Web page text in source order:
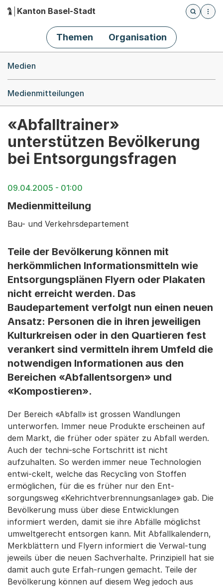
Hauptnavigation
Kanton Basel-Stadt
Öffnet
Themen Organisation
Medien
Medienmitteilungen
«Abfalltrainer»
unterstützen Bevölkerung
bei Entsorgungsfragen
09.04.2005 - 01:00
Medienmitteilung
Bau- und Verkehrsdepartement
Teile der Bevölkerung können mit
herkömmlichen Informationsmitteln wie
Entsorgungsplänen Flyern oder Plakaten
nicht erreicht werden. Das
Baudepartement verfolgt nun einen neuen
Ansatz: Personen die in ihren jeweiligen
Kulturkreisen oder in den Quartieren fest
verankert sind vermitteln ihrem Umfeld die
notwendigen Informationen aus den
Bereichen «Abfallentsorgen» und
«Kompostieren».
Der Bereich «Abfall» ist grossen Wandlungen
unterworfen. Immer neue Produkte erscheinen auf
dem Markt, die früher oder später zu Abfall werden.
Auch der techni-sche Fortschritt ist nicht
aufzuhalten. So werden immer neue Technologien
entwi-ckelt, welche das Recycling von Stoffen
ermöglichen, für die es früher nur den Ent-
sorgungsweg «Kehrichtverbrennungsanlage» gab. Die
Bevölkerung muss über diese Entwicklungen
informiert werden, damit sie ihre Abfälle möglichst
umweltgerecht entsorgen kann. Mit Abfallkalendern,
Merkblättern und Flyern informiert die Verwal-tung
jeweils über die neuen Sachverhalte. Prinzipiell hat sie
damit auch gute Erfah-rungen gemacht. Teile der
Bevölkerung können auf diesem Weg jedoch aus